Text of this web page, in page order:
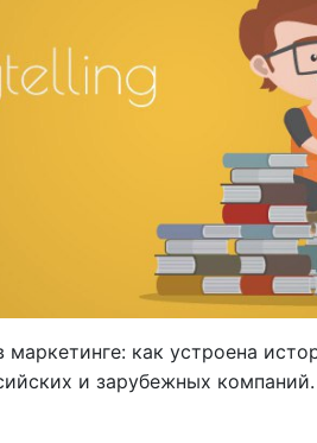
маркетинге: как устроена
и зарубежных